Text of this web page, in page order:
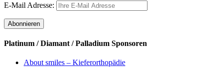
E-Mail Adresse:
Platinum / Diamant / Palladium Sponsoren
About smiles – Kieferorthopädie